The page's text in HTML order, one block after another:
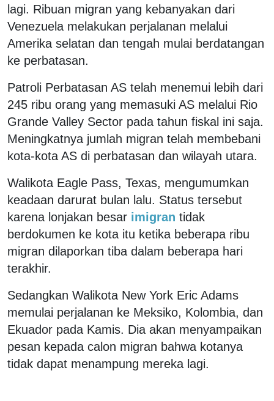
lagi. Ribuan migran yang kebanyakan dari
Venezuela melakukan perjalanan melalui
Amerika selatan dan tengah mulai berdatangan
ke perbatasan.
Patroli Perbatasan AS telah menemui lebih dari
245 ribu orang yang memasuki AS melalui Rio
Grande Valley Sector pada tahun fiskal ini saja.
Meningkatnya jumlah migran telah membebani
kota-kota AS di perbatasan dan wilayah utara.
Walikota Eagle Pass, Texas, mengumumkan
keadaan darurat bulan lalu. Status tersebut
karena lonjakan besar imigran tidak
berdokumen ke kota itu ketika beberapa ribu
migran dilaporkan tiba dalam beberapa hari
terakhir.
Sedangkan Walikota New York Eric Adams
memulai perjalanan ke Meksiko, Kolombia, dan
Ekuador pada Kamis. Dia akan menyampaikan
pesan kepada calon migran bahwa kotanya
tidak dapat menampung mereka lagi.